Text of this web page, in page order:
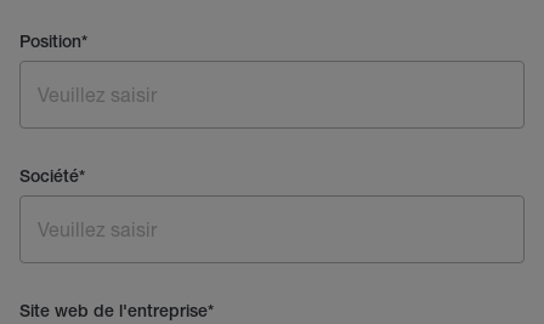
Position*
Société*
Site web de l'entreprise*